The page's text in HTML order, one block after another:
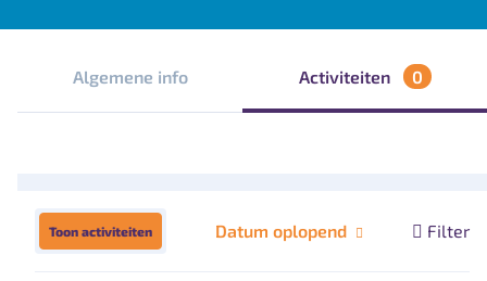
Algemene info Activiteiten 0
Toon activiteiten Datum oplopend Filter